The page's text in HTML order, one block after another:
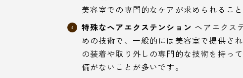
美容室での専門的なケアが求められること
特殊なヘアエクステンション ヘアエクス
めの技術で、一般的には美容室で提供さ
の装着や取り外しの専門的な技術を持っ
備がないことが多いです。